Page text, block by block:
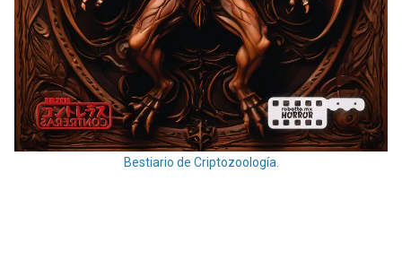
Bestiario de Criptozoología.